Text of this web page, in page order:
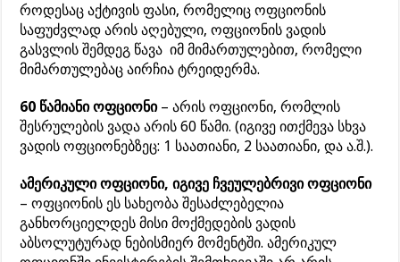
როდესაც აქტივის ფასი, რომელიც ოფციონის
საფუძვლად არის აღებული, ოფციონის ვადის
გასვლის შემდეგ წავა იმ მიმართულებით, რომელი
მიმართულებაც აირჩია ტრეიდერმა.
60 წამიანი ოფციონი– არის ოფციონი, რომლის
შესრულების ვადა არის 60 წამი. (იგივე ითქმევა სხვა
ვადის ოფციონებზეც: 1 საათიანი, 2 საათიანი, და ა.შ.).
ამერიკული ოფციონი, იგივე ჩვეულებრივი ოფციონი
– ოფციონის ეს სახეობა შესაძლებელია
განხორციელდეს მისი მოქმედების ვადის
აბსოლუტურად ნებისმიერ მომენტში. ამერიკულ